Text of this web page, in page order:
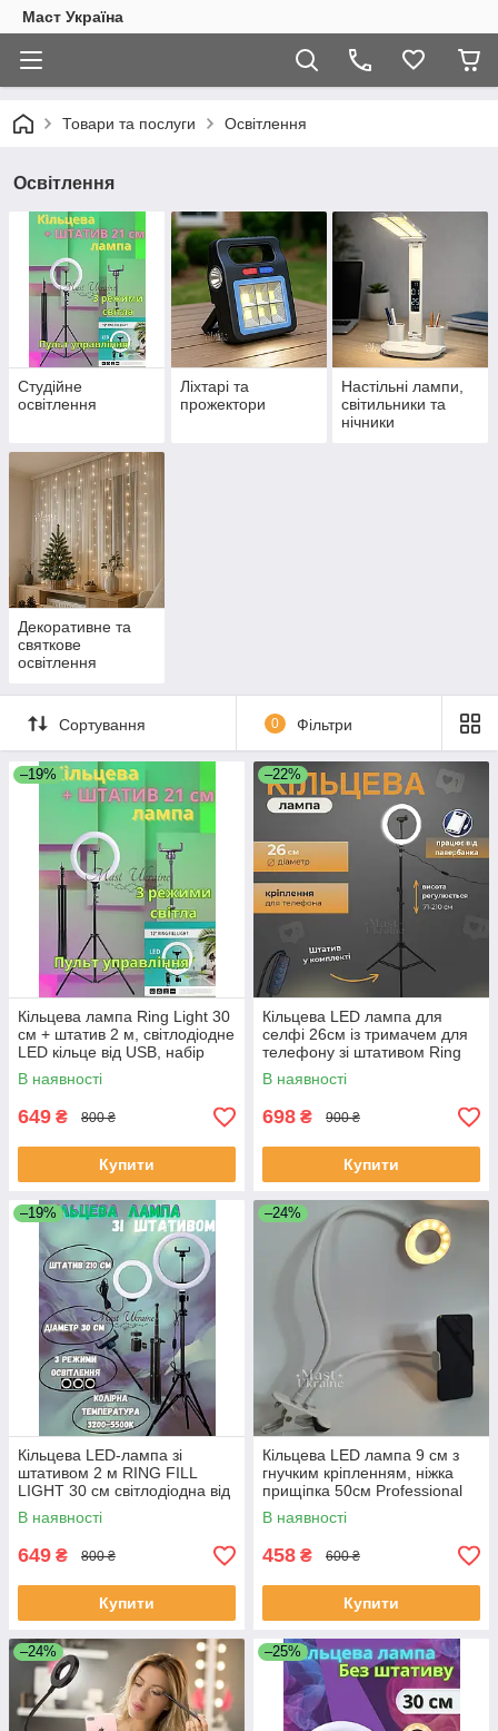
Маст Україна
Товари та послуги Освітлення
Освітлення
Студійне
освітлення
Ліхтарі та
прожектори
Настільні лампи,
світильники та
нічники
Декоративне та
святкове
освітлення
Сортування 0 Фільтри
–19%
Кільцева лампа Ring Light 30
см + штатив 2 м, світлодіодне
LED кільце від USB, набір
блогера — DX-300T
В наявності
649 ₴ 800 ₴
Купити
–22%
Кільцева LED лампа для
селфі 26см із тримачем для
телефону зі штативом Ring
Fill Light -QX-260T.
В наявності
698 ₴ 900 ₴
Купити
–19%
Кільцева LED-лампа зі
штативом 2 м RING FILL
LIGHT 30 см світлодіодна від
USB селфі кільце — QX-300T
В наявності
649 ₴ 800 ₴
Купити
–24%
Кільцева LED лампа 9 см з
гнучким кріпленням, ніжка
прищіпка 50см Professional
Live Streem -LS-0066 -White.
В наявності
458 ₴ 600 ₴
Купити
–24% –25%